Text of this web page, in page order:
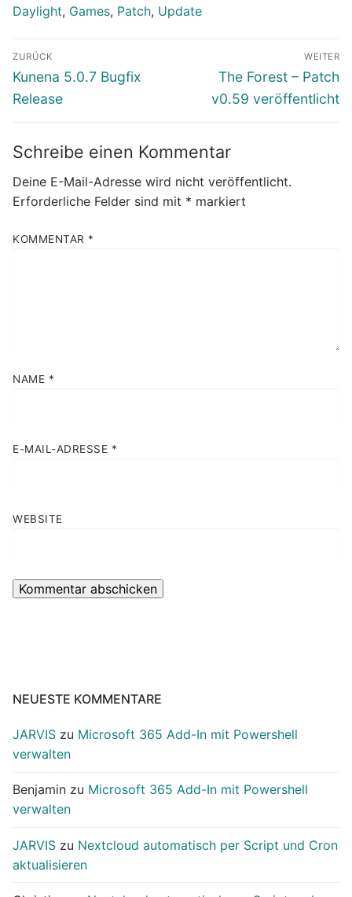
Daylight, Games, Patch, Update
Beitragsnavigation
ZURÜCK
Vorheriger
Beitrag:
Kunena 5.0.7 Bugfix
Release
WEITER
Nächster
Beitrag:
The Forest – Patch
v0.59 veröffentlicht
Schreibe einen Kommentar
Deine E-Mail-Adresse wird nicht veröffentlicht.
Erforderliche Felder sind mit * markiert
KOMMENTAR *
NAME *
E-MAIL-ADRESSE *
WEBSITE
NEUESTE KOMMENTARE
JARVIS zu Microsoft 365 Add-In mit Powershell
verwalten
Benjamin zu Microsoft 365 Add-In mit Powershell
verwalten
JARVIS zu Nextcloud automatisch per Script und Cron
aktualisieren